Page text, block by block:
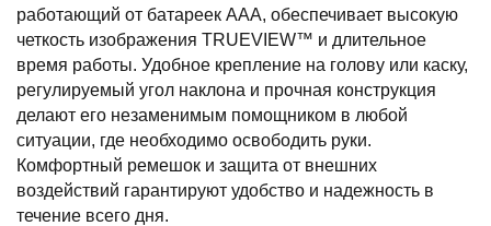
работающий от батареек AAA, обеспечивает высокую
четкость изображения TRUEVIEW™ и длительное
время работы. Удобное крепление на голову или каску,
регулируемый угол наклона и прочная конструкция
делают его незаменимым помощником в любой
ситуации, где необходимо освободить руки.
Комфортный ремешок и защита от внешних
воздействий гарантируют удобство и надежность в
течение всего дня.